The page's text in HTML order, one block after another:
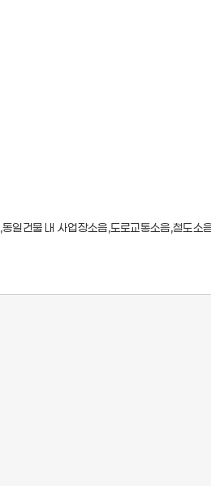
일건물 내 사업장소음,도로교통소음,철도